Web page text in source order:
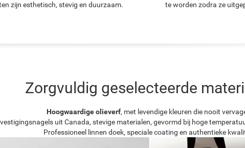
zijn esthetisch, stevig en duurzaam.
te worden zodra ze
Zorgvuldig geselecteerde
Hoogwaardige olieverf, met levendige kleuren die nooit
uit Canada, stevige materialen, gevormd bij hoge
Professioneel linnen doek, speciale coating en authentieke